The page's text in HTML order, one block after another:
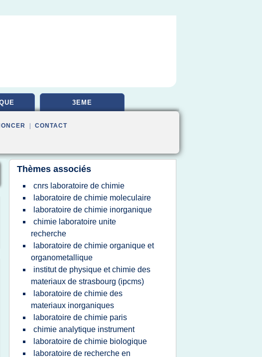
3EME
CONTACT
Thèmes associés
cnrs laboratoire de chimie
laboratoire de chimie moleculaire
laboratoire de chimie inorganique
chimie laboratoire unite
recherche
laboratoire de chimie organique et
organometallique
institut de physique et chimie des
materiaux de strasbourg (ipcms)
laboratoire de chimie des
materiaux inorganiques
laboratoire de chimie paris
chimie analytique instrument
laboratoire de chimie biologique
laboratoire de recherche en